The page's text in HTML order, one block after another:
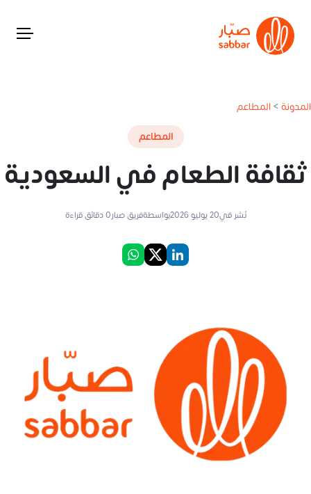
المدونة>المطاعم
المطاعم
ثقافة الطعام في السعودية
نُشر في20 يوليو 2026 بواسطةفريق صبار0دقائق قراءة